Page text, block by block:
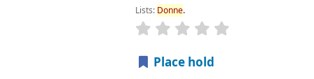
Lists: Donne.
star rating
Place hold